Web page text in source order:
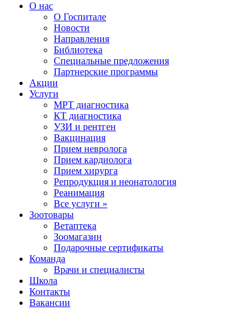
О нас
О Госпитале
Новости
Направления
Библиотека
Специальные предложения
Партнерские программы
Акции
Услуги
МРТ диагностика
КТ диагностика
УЗИ и рентген
Вакцинация
Прием невролога
Прием кардиолога
Прием хирурга
Репродукция и неонатология
Реанимация
Все услуги »
Зоотовары
Ветаптека
Зоомагазин
Подарочные сертификаты
Команда
Врачи и специалисты
Школа
Контакты
Вакансии